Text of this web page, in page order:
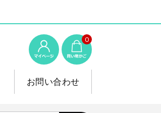
0
お問い合わせ